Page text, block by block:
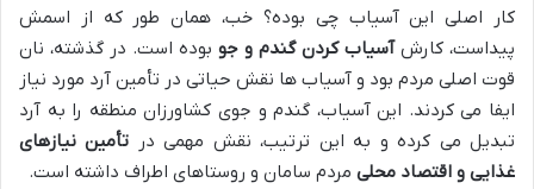
کار اصلی این آسیاب چی بوده؟ خب، همان طور که از اسمش
پیداست، کارشآسیاب کردن گندم و جو بوده است. در گذشته، نان
قوت اصلی مردم بود و آسیاب ها نقش حیاتی در تأمین آرد مورد نیاز
ایفا می کردند. این آسیاب، گندم و جوی کشاورزان منطقه را به آرد
تبدیل می کرده و به این ترتیب، نقش مهمی در تأمین نیازهای
غذایی و اقتصاد محلی مردم سامان و روستاهای اطراف داشته است.